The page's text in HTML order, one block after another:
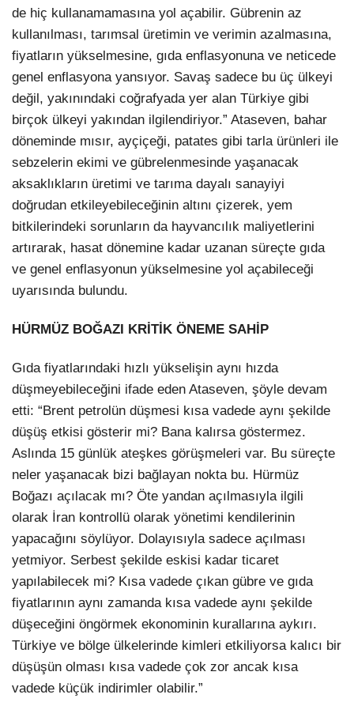
de hiç kullanamamasına yol açabilir. Gübrenin az
kullanılması, tarımsal üretimin ve verimin azalmasına,
fiyatların yükselmesine, gıda enflasyonuna ve neticede
genel enflasyona yansıyor. Savaş sadece bu üç ülkeyi
değil, yakınındaki coğrafyada yer alan Türkiye gibi
birçok ülkeyi yakından ilgilendiriyor.” Ataseven, bahar
döneminde mısır, ayçiçeği, patates gibi tarla ürünleri ile
sebzelerin ekimi ve gübrelenmesinde yaşanacak
aksaklıkların üretimi ve tarıma dayalı sanayiyi
doğrudan etkileyebileceğinin altını çizerek, yem
bitkilerindeki sorunların da hayvancılık maliyetlerini
artırarak, hasat dönemine kadar uzanan süreçte gıda
ve genel enflasyonun yükselmesine yol açabileceği
uyarısında bulundu.
HÜRMÜZ BOĞAZI KRİTİK ÖNEME SAHİP
Gıda fiyatlarındaki hızlı yükselişin aynı hızda
düşmeyebileceğini ifade eden Ataseven, şöyle devam
etti: “Brent petrolün düşmesi kısa vadede aynı şekilde
düşüş etkisi gösterir mi? Bana kalırsa göstermez.
Aslında 15 günlük ateşkes görüşmeleri var. Bu süreçte
neler yaşanacak bizi bağlayan nokta bu. Hürmüz
Boğazı açılacak mı? Öte yandan açılmasıyla ilgili
olarak İran kontrollü olarak yönetimi kendilerinin
yapacağını söylüyor. Dolayısıyla sadece açılması
yetmiyor. Serbest şekilde eskisi kadar ticaret
yapılabilecek mi? Kısa vadede çıkan gübre ve gıda
fiyatlarının aynı zamanda kısa vadede aynı şekilde
düşeceğini öngörmek ekonominin kurallarına aykırı.
Türkiye ve bölge ülkelerinde kimleri etkiliyorsa kalıcı bir
düşüşün olması kısa vadede çok zor ancak kısa
vadede küçük indirimler olabilir.”